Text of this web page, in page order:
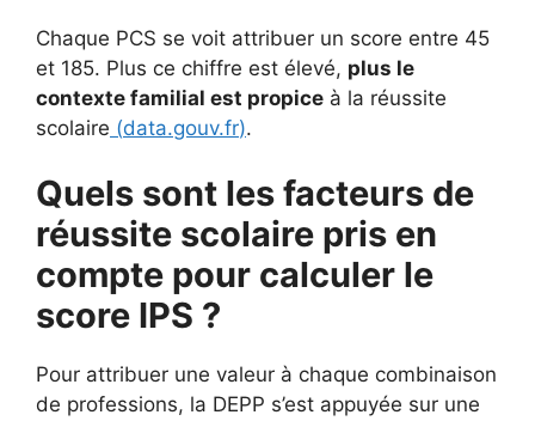
Chaque PCS se voit attribuer un score entre 45
et 185. Plus ce chiffre est élevé, plus le
contexte familial est propice à la réussite
scolaire (data.gouv.fr).
Quels sont les facteurs de
réussite scolaire pris en
compte pour calculer le
score IPS ?
Pour attribuer une valeur à chaque combinaison
de professions, la DEPP s’est appuyée sur une